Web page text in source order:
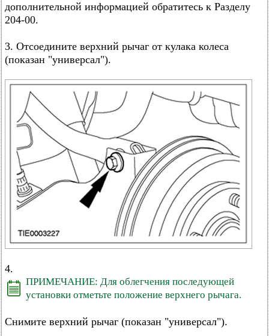
дополнительной информацией обратитесь к Разделу
204-00.
3. Отсоедините верхний рычаг от кулака колеса
(показан "универсал").
4.
ПРИМЕЧАНИЕ: Для облегчения последующей
установки отметьте положение верхнего рычага.
Снимите верхний рычаг (показан "универсал").